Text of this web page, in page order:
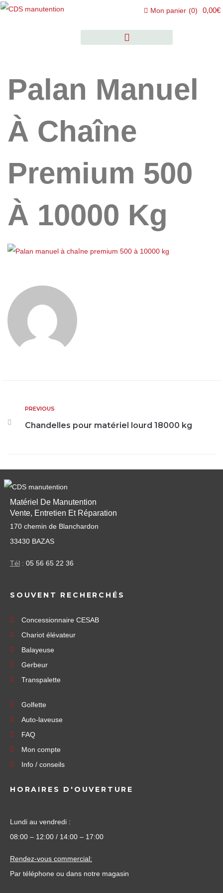
Mon panier (0) 0,00€
Palan Manuel
À Chaîne
Premium 500
À 10000 Kg
PREVIOUS
Chandelles pour matériel lourd 18000 kg
Matériel De Manutention
Vente, Entretien Et Réparation
170 chemin de Blanchardon
33430 BAZAS
Tél : 05 56 65 22 36
SOUVENT RECHERCHÉS
Concessionnaire CESAB
Chariot élévateur
Balayeuse
Gerbeur
Transpalette
Golfette
Auto-laveuse
FAQ
Mon compte
Info / conseils
HORAIRES D'OUVERTURE
Lundi au vendredi :
08:00 – 12:00 / 14:00 – 17:00
Rendez-vous commercial:
Par téléphone ou dans notre magasin